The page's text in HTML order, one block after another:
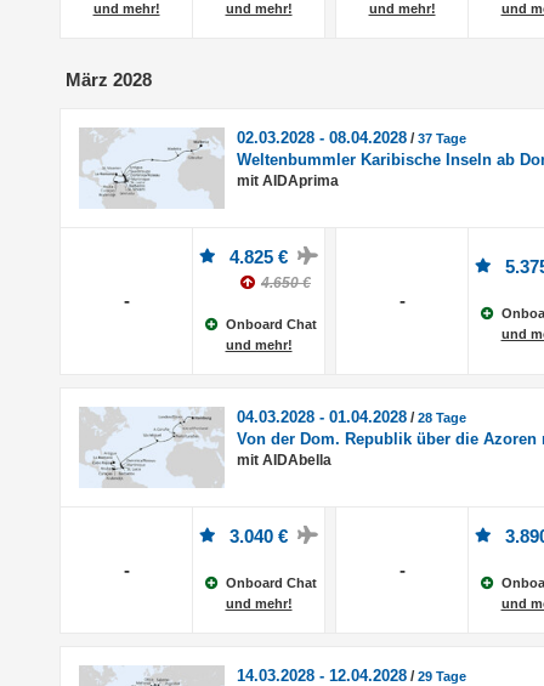
und mehr!
und mehr!
und mehr!
und
März 2028
02.03.2028 - 08.04.2028 /37 Tage
Weltenbummler Karibische Inseln ab
mit AIDAprima
-
4.825 €
4.650 €
Onboard Chat
und mehr!
-
und
04.03.2028 - 01.04.2028 /28 Tage
Von der Dom. Republik über die Azoren
mit AIDAbella
-
3.040 €
Onboard Chat
und mehr!
-
und
14.03.2028 - 12.04.2028 /29 Tage